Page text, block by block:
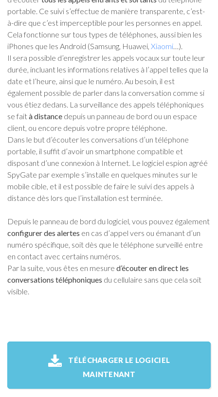
portable. Ce suivi s’effectue de manière transparente, c’est-
à-dire que c’est imperceptible pour les personnes en appel.
Cela fonctionne sur tous types de téléphones, aussi bien les
iPhones que les Android (Samsung, Huawei, Xiaomi…).
Il sera possible d’enregistrer les appels vocaux sur toute leur
durée, incluant les informations relatives à l’appel telles que la
date et l’heure, ainsi que le numéro. Au besoin, il est
également possible de parler dans la conversation comme si
vous étiez dedans. La surveillance des appels téléphoniques
se faità distance depuis un panneau de bord ou un espace
client, ou encore depuis votre propre téléphone.
Dans le but d’écouter les conversations d’un téléphone
portable, il suffit d’avoir un smartphone compatible et
disposant d’une connexion à Internet. Le logiciel espion agréé
SpyGate par exemple s’installe en quelques minutes sur le
mobile cible, et il est possible de faire le suivi des appels à
distance dès lors que l’installation est terminée.
Depuis le panneau de bord du logiciel, vous pouvez également
configurer des alertes en cas d’appel vers ou émanant d’un
numéro spécifique, soit dès que le téléphone surveillé entre
en contact avec certains numéros.
Par la suite, vous êtes en mesure d’écouter en direct les
conversations téléphoniques du cellulaire sans que cela soit
visible.
TÉLÉCHARGER LE LOGICIEL
MAINTENANT